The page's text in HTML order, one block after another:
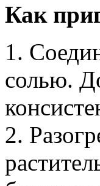
Как
1.
солью.
2.